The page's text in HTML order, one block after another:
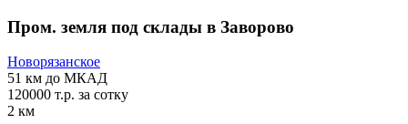
Пром. земля под склады в Заворово
Новорязанское
51 км до МКАД
120000 т.р. за сотку
2 км